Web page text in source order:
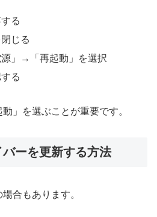
る
じる
」→「再起動」を選択
る
」を選ぶことが重要です。
ーを更新する方法
合もあります。